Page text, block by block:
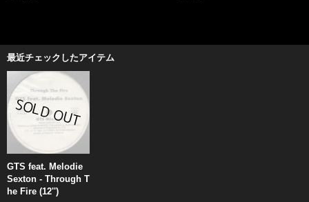
最近チェックしたアイテム
GTS feat. Melodie
Sexton - Through T
he Fire (12'')